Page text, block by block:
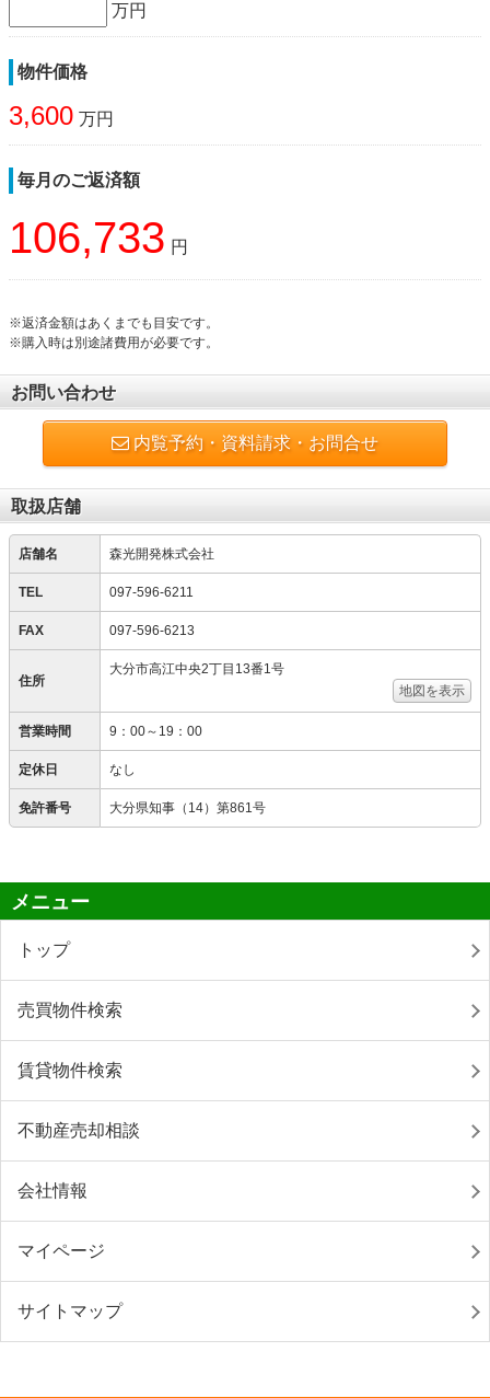
万円
物件価格
3,600 万円
毎月のご返済額
106,733 円
※返済金額はあくまでも目安です。
※購入時は別途諸費用が必要です。
お問い合わせ
内覧予約・資料請求・お問合せ
取扱店舗
店舗名 森光開発株式会社
TEL 097-596-6211
FAX 097-596-6213
住所
大分市高江中央2丁目13番1号
地図を表示
営業時間 9：00～19：00
定休日 なし
免許番号 大分県知事（14）第861号
メニュー
トップ
売買物件検索
賃貸物件検索
不動産売却相談
会社情報
マイページ
サイトマップ